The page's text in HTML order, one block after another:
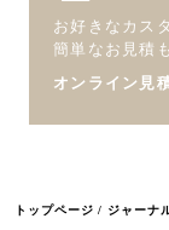
トップページ ジャーナ
お好きなカス
簡単なお見積
オンライン見